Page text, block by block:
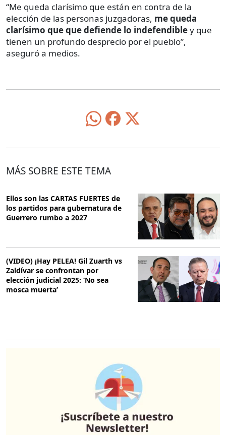
“Me queda clarísimo que están en contra de la
elección de las personas juzgadoras, me queda
clarísimo que que defiende lo indefendibley que
tienen un profundo desprecio por el pueblo”,
aseguró a medios.
MÁS SOBRE ESTE TEMA
Ellos son las CARTAS FUERTES de
los partidos para gubernatura de
Guerrero rumbo a 2027
(VIDEO) ¡Hay PELEA! Gil Zuarth vs
Zaldívar se confrontan por
elección judicial 2025: ‘No sea
mosca muerta’